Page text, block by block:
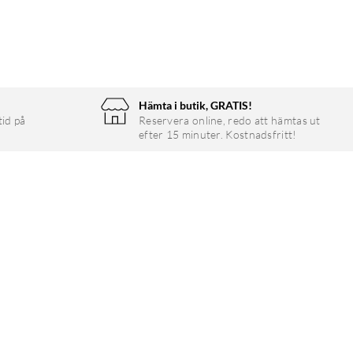
på
Hämta i butik, GRATIS!
Reservera online, redo att hämtas ut
efter 15 minuter. Kostnadsfritt!